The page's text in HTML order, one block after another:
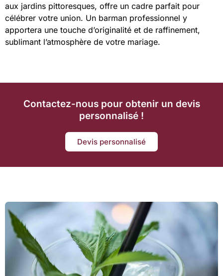
aux jardins pittoresques, offre un cadre parfait pour
célébrer votre union. Un barman professionnel y
apportera une touche d’originalité et de raffinement,
sublimant l’atmosphère de votre mariage.
Contactez-nous pour obtenir un devis
personnalisé !
Devis personnalisé